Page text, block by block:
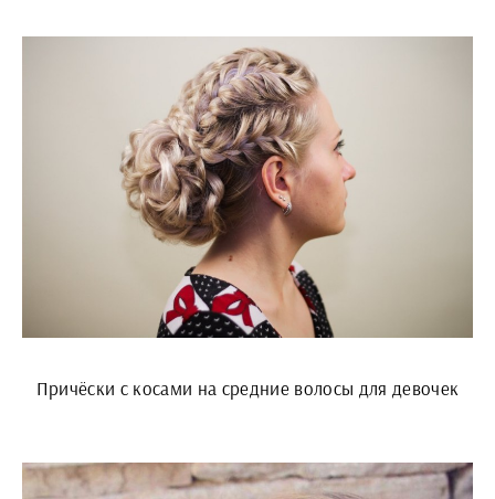
Причёски с косами на средние волосы для девочек